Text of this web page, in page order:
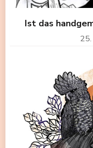
Ist das